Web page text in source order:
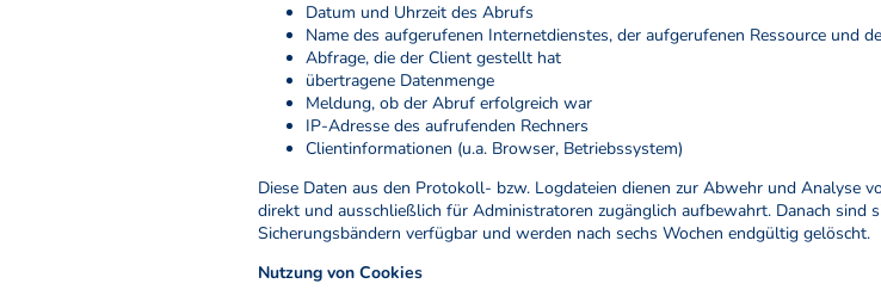
Datum und Uhrzeit des Abrufs
Name des aufgerufenen Internetdienstes, der aufgerufenen Ressource und
Abfrage, die der Client gestellt hat
übertragene Datenmenge
Meldung, ob der Abruf erfolgreich war
IP-Adresse des aufrufenden Rechners
Clientinformationen (u.a. Browser, Betriebssystem)
Diese Daten aus den Protokoll- bzw. Logdateien dienen zur Abwehr und Analyse
direkt und ausschließlich für Administratoren zugänglich aufbewahrt. Danach sind
Sicherungsbändern verfügbar und werden nach sechs Wochen endgültig gelöscht.
Nutzung von Cookies